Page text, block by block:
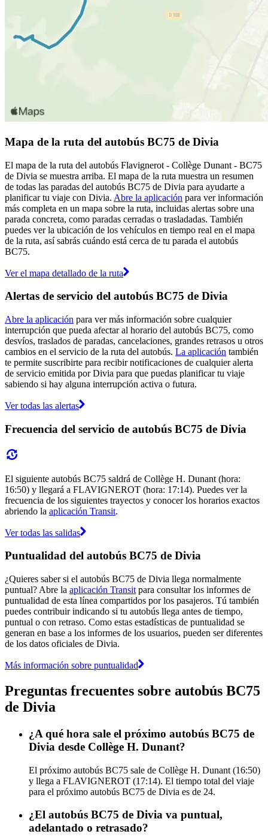
Mapa de la ruta del autobús BC75 de Divia
El mapa de la ruta del autobús Flavignerot - Collège Dunant - BC75
de Divia se muestra arriba. El mapa de la ruta muestra un resumen
de todas las paradas del autobús BC75 de Divia para ayudarte a
planificar tu viaje con Divia. Abre la aplicación para ver información
más completa en un mapa sobre la ruta, incluidas alertas sobre una
parada concreta, como paradas cerradas o trasladadas. También
puedes ver la ubicación de los vehículos en tiempo real en el mapa
de la ruta, así sabrás cuándo está cerca de tu parada el autobús
BC75.
Ver el mapa detallado de la ruta
Alertas de servicio del autobús BC75 de Divia
Abre la aplicación para ver más información sobre cualquier
interrupción que pueda afectar al horario del autobús BC75, como
desvíos, traslados de paradas, cancelaciones, grandes retrasos u otros
cambios en el servicio de la ruta del autobús. La aplicación también
te permite suscribirte para recibir notificaciones de cualquier alerta
de servicio emitida por Divia para que puedas planificar tu viaje
sabiendo si hay alguna interrupción activa o futura.
Ver todas las alertas
Frecuencia del servicio de autobús BC75 de Divia
El siguiente autobús BC75 saldrá de Collège H. Dunant (hora:
16:50) y llegará a FLAVIGNEROT (hora: 17:14). Puedes ver la
frecuencia de los siguientes trayectos y conocer los horarios exactos
abriendo la aplicación Transit.
Ver todas las salidas
Puntualidad del autobús BC75 de Divia
¿Quieres saber si el autobús BC75 de Divia llega normalmente
puntual? Abre la aplicación Transit para consultar los informes de
puntualidad de esta línea compartidos por los pasajeros. Tú también
puedes contribuir indicando si tu autobús llega antes de tiempo,
puntual o con retraso. Como estas estadísticas de puntualidad se
generan en base a los informes de los usuarios, pueden ser diferentes
de los datos oficiales de Divia.
Más información sobre puntualidad
Preguntas frecuentes sobre autobús BC75
de Divia
¿A qué hora sale el próximo autobús BC75 de
Divia desde Collège H. Dunant?
El próximo autobús BC75 sale de Collège H. Dunant (16:50)
y llega a FLAVIGNEROT (17:14). El tiempo total del viaje
para el próximo autobús BC75 de Divia es de 24.
¿El autobús BC75 de Divia va puntual,
adelantado o retrasado?